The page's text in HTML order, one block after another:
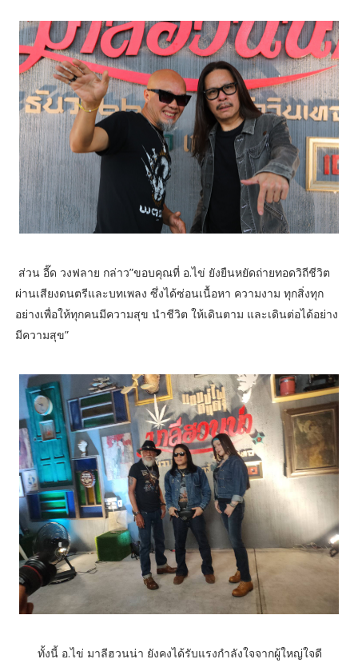
ส่วน อี๊ด วงฟลาย กล่าว”ขอบคุณที่ อ.ไข่ ยังยืนหยัดถ่ายทอดวิถีชีวิต
ผ่านเสียงดนตรีและบทเพลง ซึ่งได้ซ่อนเนื้อหา ความงาม ทุกสิ่งทุก
อย่างเพื่อให้ทุกคนมีความสุข นำชีวิต ให้เดินตาม และเดินต่อได้อย่าง
มีความสุข”
ทั้งนี้ อ.ไข่ มาลีฮวนน่า ยังคงได้รับแรงกำลังใจจากผู้ใหญ่ใจดี